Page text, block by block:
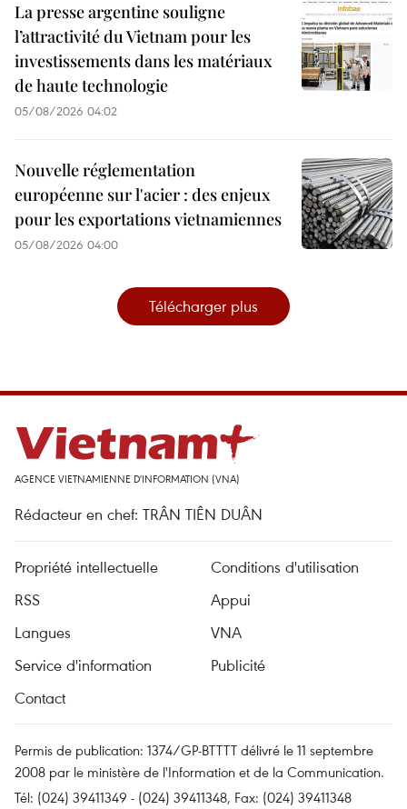
La presse argentine souligne
l’attractivité du Vietnam pour les
investissements dans les matériaux
de haute technologie
05/08/2026 04:02
Nouvelle réglementation
européenne sur l'acier : des enjeux
pour les exportations vietnamiennes
05/08/2026 04:00
Télécharger plus
AGENCE VIETNAMIENNE D'INFORMATION (VNA)
Rédacteur en chef: TRÂN TIÊN DUÂN
Propriété intellectuelle
Conditions d'utilisation
RSS
Appui
Langues
VNA
Service d'information
Publicité
Contact
Permis de publication: 1374/GP-BTTTT délivré le 11 septembre
2008 par le ministère de l'Information et de la Communication.
Tél: (024) 39411349 - (024) 39411348, Fax: (024) 39411348